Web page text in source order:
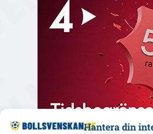
Hantera din